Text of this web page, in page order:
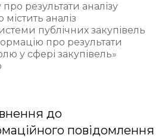
результати аналізу
містить аналіз
публічних закупівель
про результати
у сфері закупівель»
до
повідомлення